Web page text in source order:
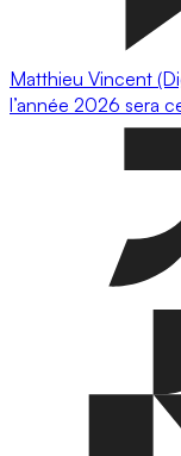
Matthieu Vincent
l’année 2026 sera